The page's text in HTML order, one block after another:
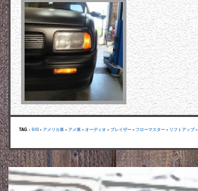
TAG : S10 • アメリカ車 • アメ車 • オーディオ • ブレイザー • フローマスター • リフトアップ•